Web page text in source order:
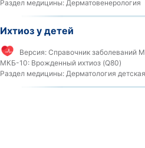
Раздел медицины: Дерматовенерология
Ихтиоз у детей
Версия: Справочник заболеваний
МКБ-10: Врожденный ихтиоз (Q80)
Раздел медицины: Дерматология